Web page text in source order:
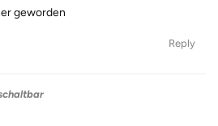
geworden
Reply